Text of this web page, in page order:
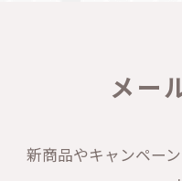
メー
新商品やキャンペー